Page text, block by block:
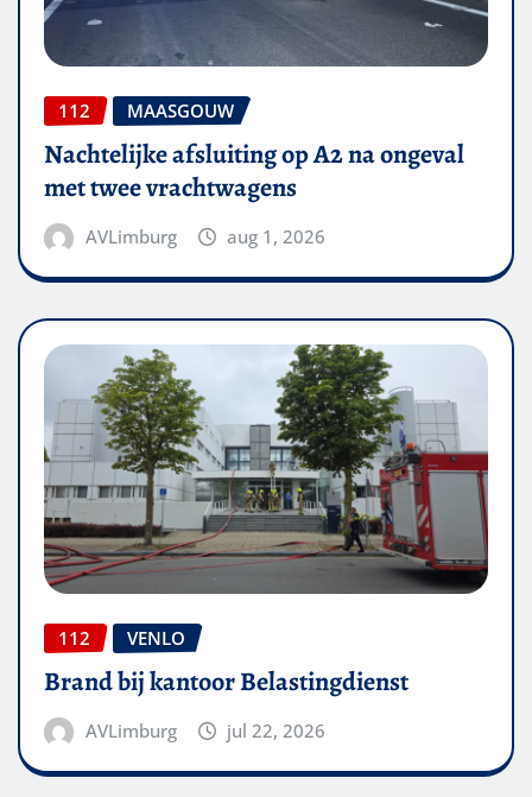
112 MAASGOUW
Nachtelijke afsluiting op A2 na ongeval
met twee vrachtwagens
AVLimburg aug 1, 2026
112 VENLO
Brand bij kantoor Belastingdienst
AVLimburg jul 22, 2026